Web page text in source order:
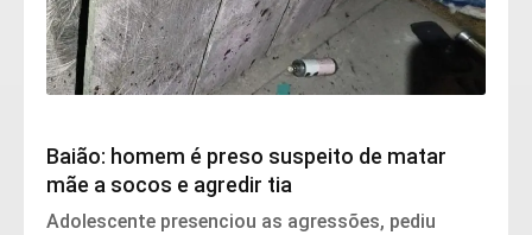
Baião: homem é preso suspeito de matar
mãe a socos e agredir tia
Adolescente presenciou as agressões, pediu